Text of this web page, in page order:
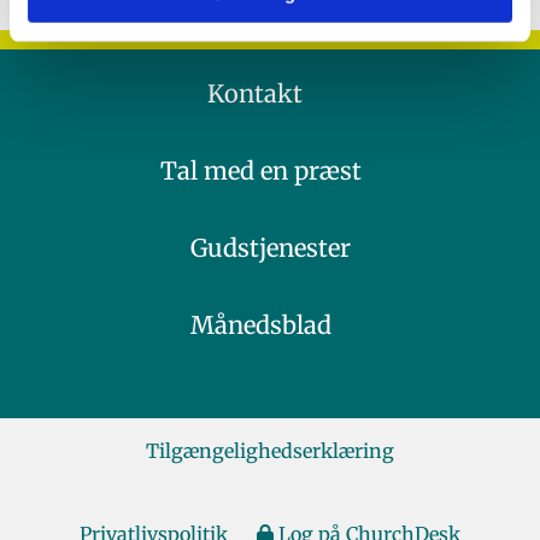
Kontakt
Tal med en præst
Gudstjenester
Månedsblad
Tilgængelighedserklæring
Privatlivspolitik Log på ChurchDesk